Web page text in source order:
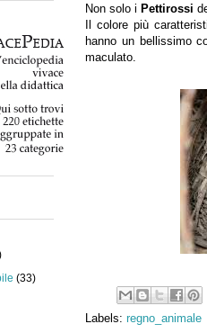
Non solo i Pettirossi
Il colore più
hanno un bellissimo
maculato.
Labels: regno_animale
(33)